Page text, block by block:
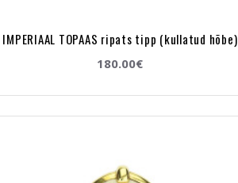
IMPERIAAL TOPAAS ripats tipp (kullatud hõbe)
180.00€